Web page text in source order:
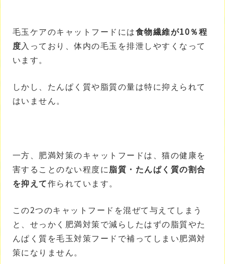
毛玉ケアのキャットフードには食物繊維が10％程
度入っており、体内の毛玉を排泄しやすくなって
います。
しかし、たんぱく質や脂質の量は特に抑えられて
はいません。
一方、肥満対策のキャットフードは、猫の健康を
害することのない程度に脂質・たんぱく質の割合
を抑えて作られています。
この2つのキャットフードを混ぜて与えてしまう
と、せっかく肥満対策で減らしたはずの脂質やた
んぱく質を毛玉対策フードで補ってしまい肥満対
策になりません。